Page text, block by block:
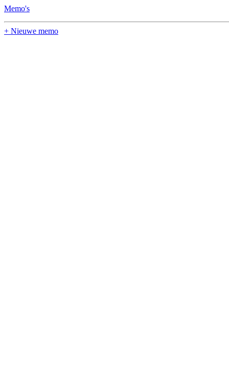
Memo's
+ Nieuwe memo